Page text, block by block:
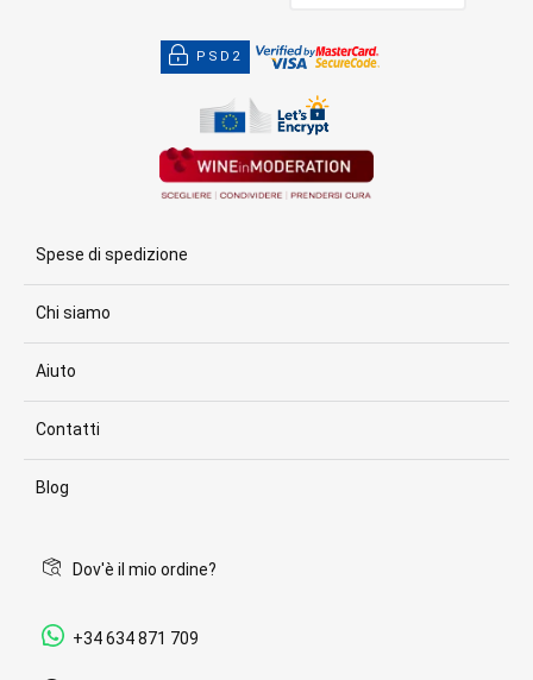
PSD2
Spese di spedizione
Chi siamo
Aiuto
Contatti
Blog
Dov'è il mio ordine?
+34 634 871 709